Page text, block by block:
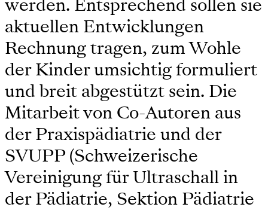
aktuellen Entwicklungen
Rechnung tragen, zum Wohle
der Kinder umsichtig formuliert
und breit abgestützt sein. Die
Mitarbeit von Co-Autoren aus
der Praxispädiatrie und der
SVUPP (Schweizerische
Vereinigung für Ultraschall in
der Pädiatrie, Sektion Pädiatrie